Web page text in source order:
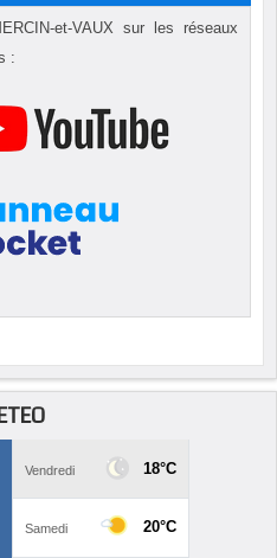
et-VAUX sur les réseaux
: